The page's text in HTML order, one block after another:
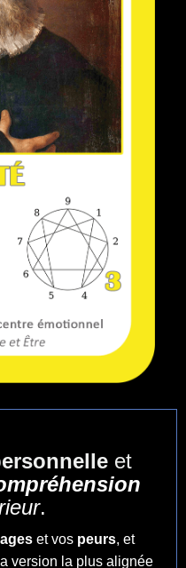
et
.
et vos peurs, et
version la plus alignée